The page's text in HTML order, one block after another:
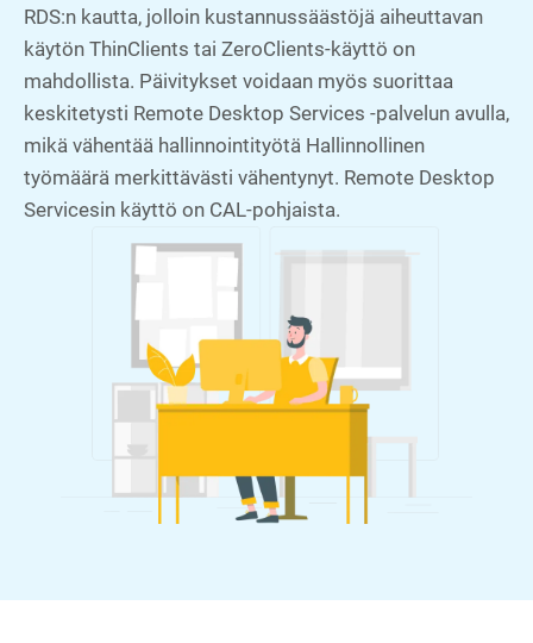
RDS:n kautta, jolloin kustannussäästöjä aiheuttavan
käytön ThinClients tai ZeroClients-käyttö on
mahdollista. Päivitykset voidaan myös suorittaa
keskitetysti Remote Desktop Services -palvelun avulla,
mikä vähentää hallinnointityötä Hallinnollinen
työmäärä merkittävästi vähentynyt. Remote Desktop
Servicesin käyttö on CAL-pohjaista.